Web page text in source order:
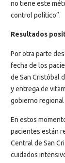
no tiene este
control político”.
Resultados
Por otra parte
fecha de los
de San Cristóbal
y entrega de
gobierno
En estos
pacientes están
Central de San
cuidados